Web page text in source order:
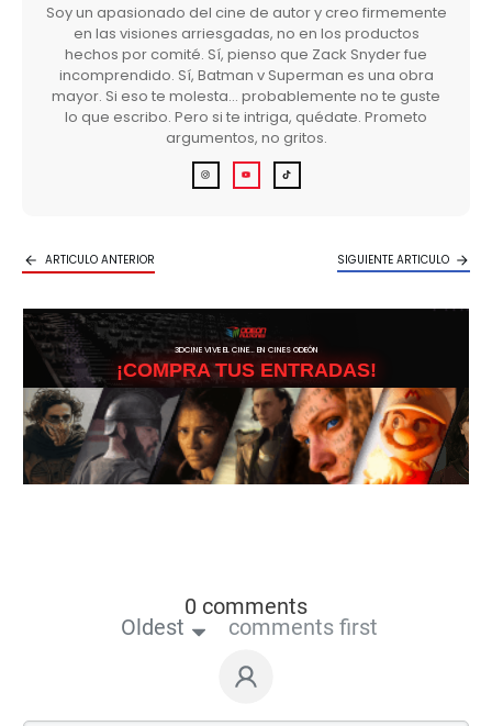
Soy un apasionado del cine de autor y creo firmemente
en las visiones arriesgadas, no en los productos
hechos por comité. Sí, pienso que Zack Snyder fue
incomprendido. Sí, Batman v Superman es una obra
mayor. Si eso te molesta… probablemente no te guste
lo que escribo. Pero si te intriga, quédate. Prometo
argumentos, no gritos.
ARTICULO ANTERIOR SIGUIENTE ARTICULO
3DCINE VIVE EL CINE… EN CINES ODEÓN
¡COMPRA TUS ENTRADAS!
0 comments
Oldest comments first